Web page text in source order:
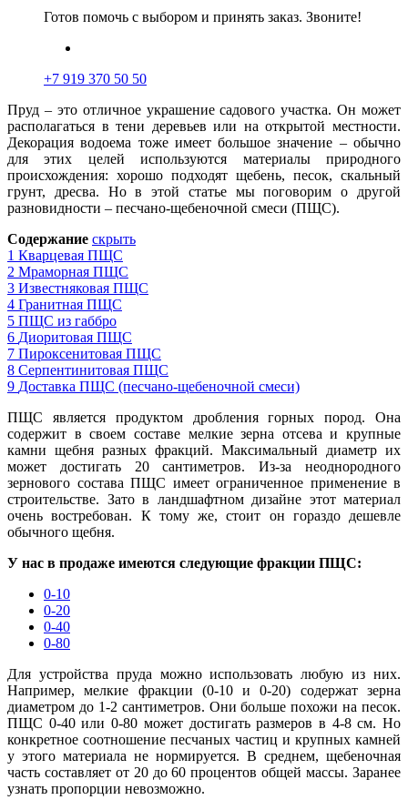
Готов помочь с выбором и принять заказ. Звоните!
+7 919 370 50 50
Пруд – это отличное украшение садового участка. Он может
располагаться в тени деревьев или на открытой местности.
Декорация водоема тоже имеет большое значение – обычно
для этих целей используются материалы природного
происхождения: хорошо подходят щебень, песок, скальный
грунт, дресва. Но в этой статье мы поговорим о другой
разновидности – песчано-щебеночной смеси (ПЩС).
Содержание скрыть
1 Кварцевая ПЩС
2 Мраморная ПЩС
3 Известняковая ПЩС
4 Гранитная ПЩС
5 ПЩС из габбро
6 Диоритовая ПЩС
7 Пироксенитовая ПЩС
8 Серпентинитовая ПЩС
9 Доставка ПЩС (песчано-щебеночной смеси)
ПЩС является продуктом дробления горных пород. Она
содержит в своем составе мелкие зерна отсева и крупные
камни щебня разных фракций. Максимальный диаметр их
может достигать 20 сантиметров. Из-за неоднородного
зернового состава ПЩС имеет ограниченное применение в
строительстве. Зато в ландшафтном дизайне этот материал
очень востребован. К тому же, стоит он гораздо дешевле
обычного щебня.
У нас в продаже имеются следующие фракции ПЩС:
0-10
0-20
0-40
0-80
Для устройства пруда можно использовать любую из них.
Например, мелкие фракции (0-10 и 0-20) содержат зерна
диаметром до 1-2 сантиметров. Они больше похожи на песок.
ПЩС 0-40 или 0-80 может достигать размеров в 4-8 см. Но
конкретное соотношение песчаных частиц и крупных камней
у этого материала не нормируется. В среднем, щебеночная
часть составляет от 20 до 60 процентов общей массы. Заранее
узнать пропорции невозможно.